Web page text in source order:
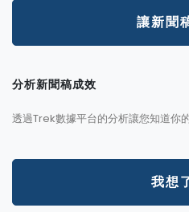
讓新聞
分析新聞稿成效
透過Trek數據平台的分析讓您知道你
我想